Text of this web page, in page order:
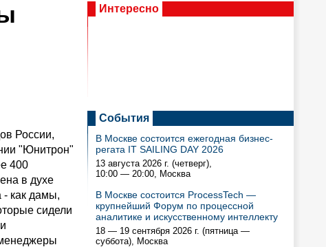
России,
"Юнитрон"
400
в духе
- как дамы,
сидели
Интересно
События
В Москве состоится ежегодная бизнес-
регата IT SAILING DAY 2026
13 августа 2026 г. (четверг),
10:00 — 20:00, Москва
В Москве состоится ProcessTech —
крупнейший Форум по процессной
аналитике и искусственному интеллекту
18 — 19 сентября 2026 г. (пятница —
суббота), Москва